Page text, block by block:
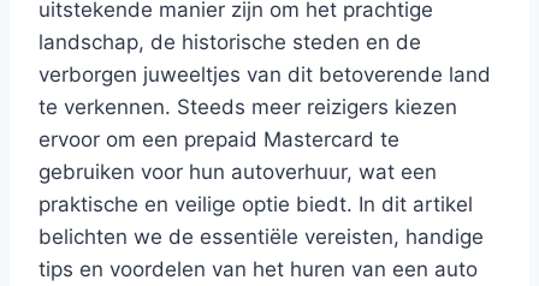
uitstekende manier zijn om het prachtige
landschap, de historische steden en de
verborgen juweeltjes van dit betoverende land
te verkennen. Steeds meer reizigers kiezen
ervoor om een prepaid Mastercard te
gebruiken voor hun autoverhuur, wat een
praktische en veilige optie biedt. In dit artikel
belichten we de essentiële vereisten, handige
tips en voordelen van het huren van een auto